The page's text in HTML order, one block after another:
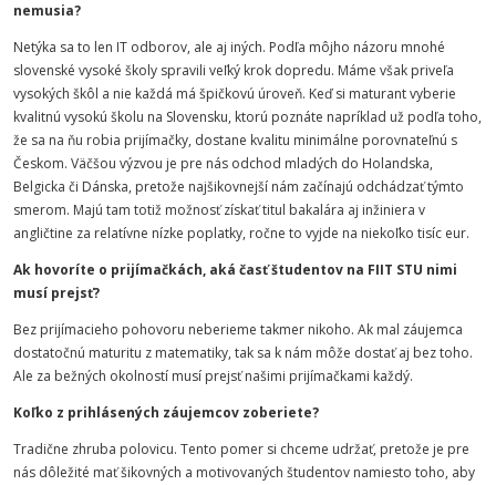
nemusia?
Netýka sa to len IT odborov, ale aj iných. Podľa môjho názoru mnohé
slovenské vysoké školy spravili veľký krok dopredu. Máme však priveľa
vysokých škôl a nie každá má špičkovú úroveň. Keď si maturant vyberie
kvalitnú vysokú školu na Slovensku, ktorú poznáte napríklad už podľa toho,
že sa na ňu robia prijímačky, dostane kvalitu minimálne porovnateľnú s
Českom. Väčšou výzvou je pre nás odchod mladých do Holandska,
Belgicka či Dánska, pretože najšikovnejší nám začínajú odchádzať týmto
smerom. Majú tam totiž možnosť získať titul bakalára aj inžiniera v
angličtine za relatívne nízke poplatky, ročne to vyjde na niekoľko tisíc eur.
Ak hovoríte o prijímačkách, aká časť študentov na FIIT STU nimi
musí prejsť?
Bez prijímacieho pohovoru neberieme takmer nikoho. Ak mal záujemca
dostatočnú maturitu z matematiky, tak sa k nám môže dostať aj bez toho.
Ale za bežných okolností musí prejsť našimi prijímačkami každý.
Koľko z prihlásených záujemcov zoberiete?
Tradične zhruba polovicu. Tento pomer si chceme udržať, pretože je pre
nás dôležité mať šikovných a motivovaných študentov namiesto toho, aby